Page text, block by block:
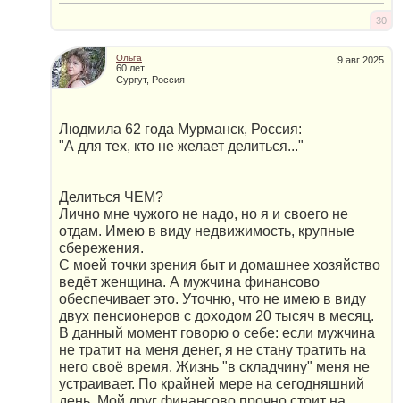
30
9 авг 2025
Ольга
60 лет
Сургут, Россия
Людмила 62 года Мурманск, Россия:
"А для тех, кто не желает делиться..."
Делиться ЧЕМ?
Лично мне чужого не надо, но я и своего не
отдам. Имею в виду недвижимость, крупные
сбережения.
С моей точки зрения быт и домашнее хозяйство
ведёт женщина. А мужчина финансово
обеспечивает это. Уточню, что не имею в виду
двух пенсионеров с доходом 20 тысяч в месяц.
В данный момент говорю о себе: если мужчина
не тратит на меня денег, я не стану тратить на
него своё время. Жизнь "в складчину" меня не
устраивает. По крайней мере на сегодняшний